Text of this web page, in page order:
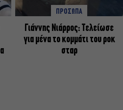
ΠΡΟΣΩΠΑ
Γιάννης Νιάρρος: Τελείωσε
για μένα το κομμάτι του ροκ
σταρ